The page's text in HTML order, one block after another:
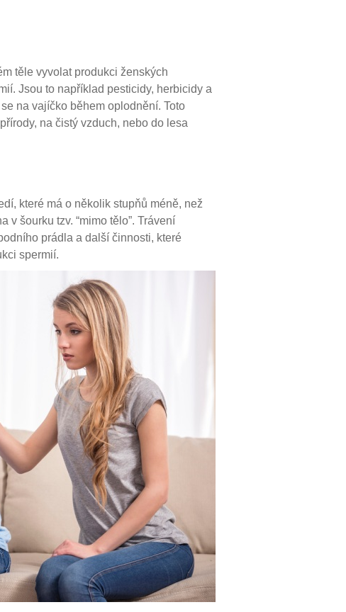
těle vyvolat produkci ženských
Jsou to například pesticidy, herbicidy a
na vajíčko během oplodnění. Toto
na čistý vzduch, nebo do lesa
které má o několik stupňů méně, než
v šourku tzv. “mimo tělo”. Trávení
prádla a další činnosti, které
spermií.